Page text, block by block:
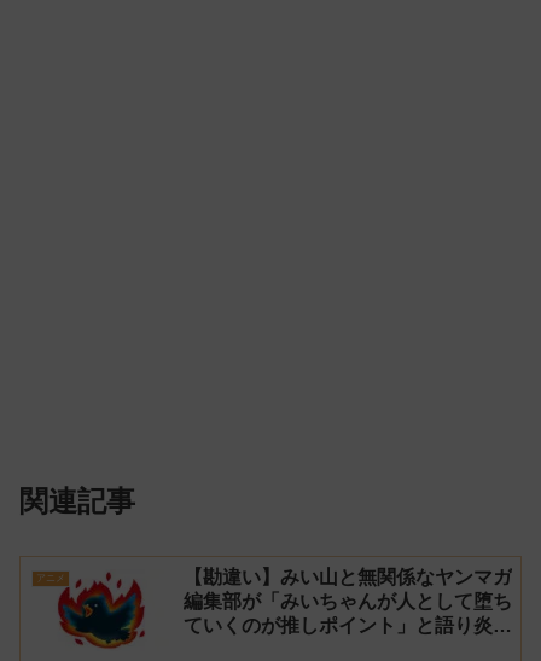
関連記事
アニメ
【勘違い】みい山と無関係なヤンマガ
編集部が「みいちゃんが人として堕ち
ていくのが推しポイント」と語り炎上